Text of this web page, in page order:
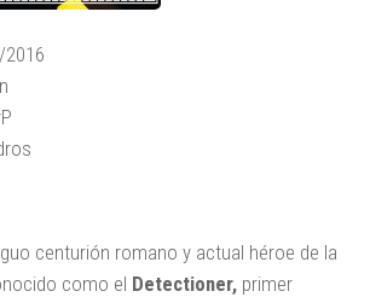
centurión romano y actual héroe de la
como el Detectioner, primer